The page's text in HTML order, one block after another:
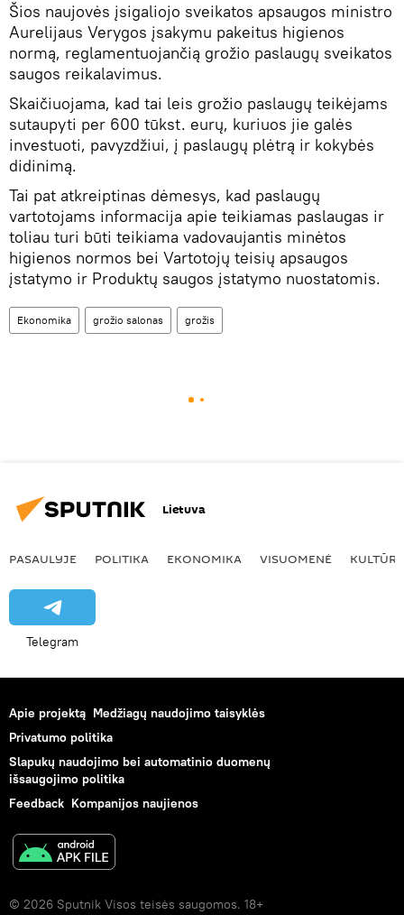
Šios naujovės įsigaliojo sveikatos apsaugos ministro
Aurelijaus Verygos įsakymu pakeitus higienos
normą, reglamentuojančią grožio paslaugų sveikatos
saugos reikalavimus.
Skaičiuojama, kad tai leis grožio paslaugų teikėjams
sutaupyti per 600 tūkst. eurų, kuriuos jie galės
investuoti, pavyzdžiui, į paslaugų plėtrą ir kokybės
didinimą.
Tai pat atkreiptinas dėmesys, kad paslaugų
vartotojams informacija apie teikiamas paslaugas ir
toliau turi būti teikiama vadovaujantis minėtos
higienos normos bei Vartotojų teisių apsaugos
įstatymo ir Produktų saugos įstatymo nuostatomis.
Ekonomika grožio salonas grožis
Lietuva
PASAULYJE POLITIKA EKONOMIKA VISUOMENĖ KULTŪRA
Telegram
Apie projektą Medžiagų naudojimo taisyklės
Privatumo politika
Slapukų naudojimo bei automatinio duomenų
išsaugojimo politika
Feedback Kompanijos naujienos
© 2026 Sputnik Visos teisės saugomos. 18+